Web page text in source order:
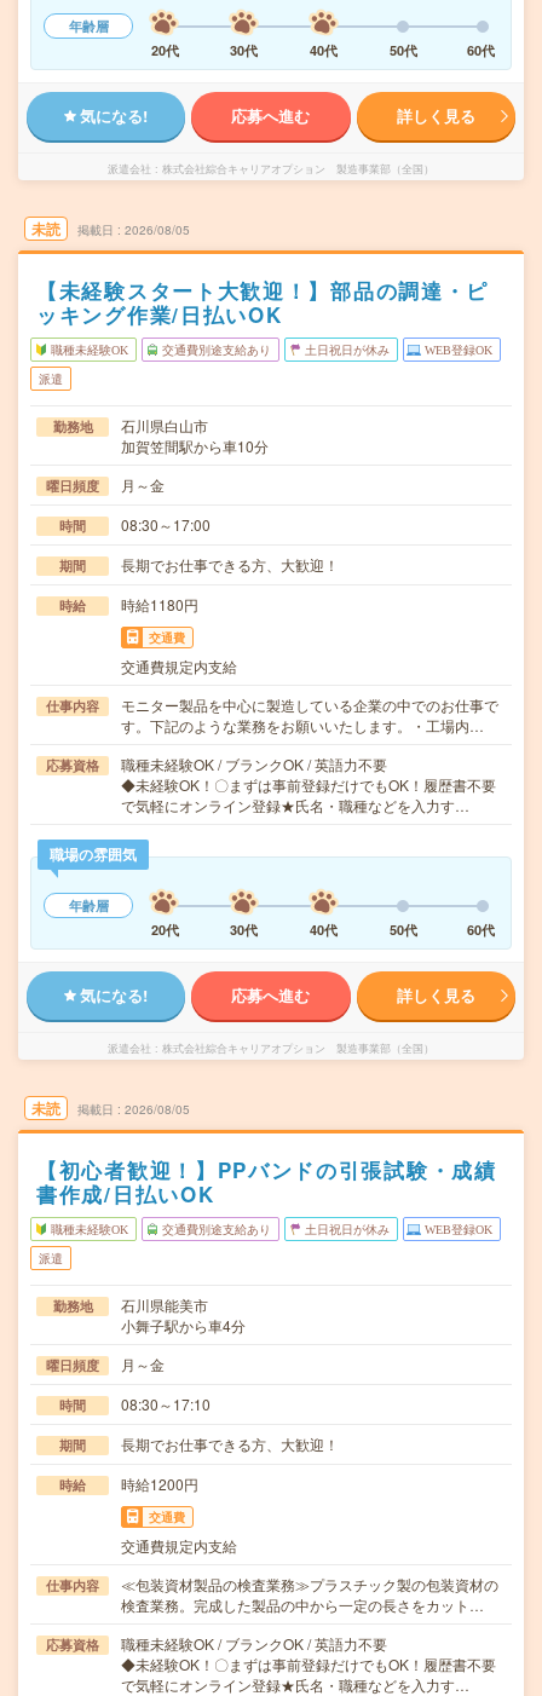
年齢層
20代
30代 40代 50代 60代
気になる! 応募へ進む 詳しく見る
派遣会社 株式会社綜合キャリアオプション 製造事業部（全国）
未読 掲載日 2026/08/05
【未経験スタート大歓迎！】部品の調達・ピ
ッキング作業/日払いOK
職種未経験OK 交通費別途支給あり 土日祝日が休み WEB登録OK
派遣
勤務地
石川県白山市
加賀笠間駅から車10分
曜日頻度 月～金
時間 08:30～17:00
期間 長期でお仕事できる方、大歓迎！
時給 時給1180円
交通費
交通費規定内支給
仕事内容
モニター製品を中心に製造している企業の中でのお仕事で
す。下記のような業務をお願いいたします。・工場内…
応募資格
職種未経験OK / ブランクOK / 英語力不要
◆未経験OK！〇まずは事前登録だけでもOK！履歴書不要
で気軽にオンライン登録★氏名・職種などを入力す…
職場の雰囲気
年齢層
20代
30代 40代 50代 60代
気になる! 応募へ進む 詳しく見る
派遣会社 株式会社綜合キャリアオプション 製造事業部（全国）
未読 掲載日 2026/08/05
【初心者歓迎！】PPバンドの引張試験・成績
書作成/日払いOK
職種未経験OK 交通費別途支給あり 土日祝日が休み WEB登録OK
派遣
勤務地
石川県能美市
小舞子駅から車4分
曜日頻度 月～金
時間 08:30～17:10
期間 長期でお仕事できる方、大歓迎！
時給 時給1200円
交通費
交通費規定内支給
仕事内容
≪包装資材製品の検査業務≫プラスチック製の包装資材の
検査業務。完成した製品の中から一定の長さをカット…
応募資格
職種未経験OK / ブランクOK / 英語力不要
◆未経験OK！〇まずは事前登録だけでもOK！履歴書不要
で気軽にオンライン登録★氏名・職種などを入力す…